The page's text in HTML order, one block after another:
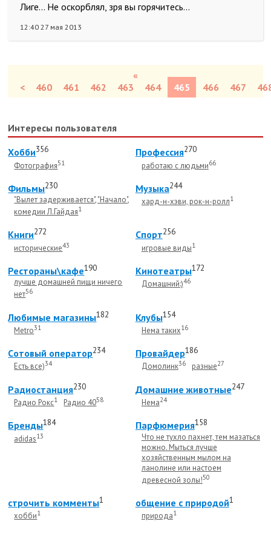
Лиге... Не оскорблял, зря вы горячитесь...
12:40 27 мая 2013
«
<
460 461 462 463 464 465 466 467
Интересы пользователя
Хобби356
Фотография51
Профессия270
работаю с людьми66
Фильмы230
"Вылет задерживается", "Начало",
комедии Л.Гайдая1
Музыка244
хард-н-хэви, рок-н-ролл1
Книги272
исторические43
Спорт256
игровые виды1
Рестораны\кафе190
лучше домашней пищи ничего
нет56
Кинотеатры172
Домашний:)46
Любимые магазины182
Metro31
Клубы154
Нема таких16
Cотовый оператор234
Есть все)34
Провайдер186
Домолинк36 разные27
Радиостанция230
Радио Рокс1 Радио 4058
Домашние животные247
Нема24
Бренды184
adidas13
Парфюмерия158
Что не тухло пахнет, тем мазаться
можно. Мыться лучше
хозяйственным мылом на
ланолине или настоем
древесной золы!50
строчить комменты1
хобби1
общение с природой1
природа1